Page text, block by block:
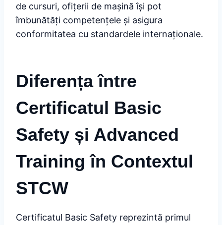
de cursuri, ofițerii de mașină își pot
îmbunătăți competențele și asigura
conformitatea cu standardele internaționale.
Diferența între
Certificatul Basic
Safety și Advanced
Training în Contextul
STCW
Certificatul Basic Safety reprezintă primul